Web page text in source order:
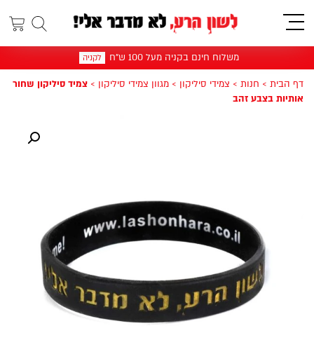
תפריט
משלוח חינם בקניה מעל 100 ש"ח לקניה
דף הבית > חנות > צמידי סיליקון > מגוון צמידי סיליקון > צמיד סיליקון שחור
אותיות בצבע זהב